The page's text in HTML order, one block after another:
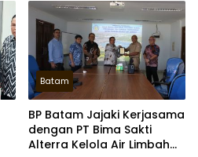
Batam
BP Batam Jajaki Kerjasama
dengan PT Bima Sakti
Alterra Kelola Air Limbah